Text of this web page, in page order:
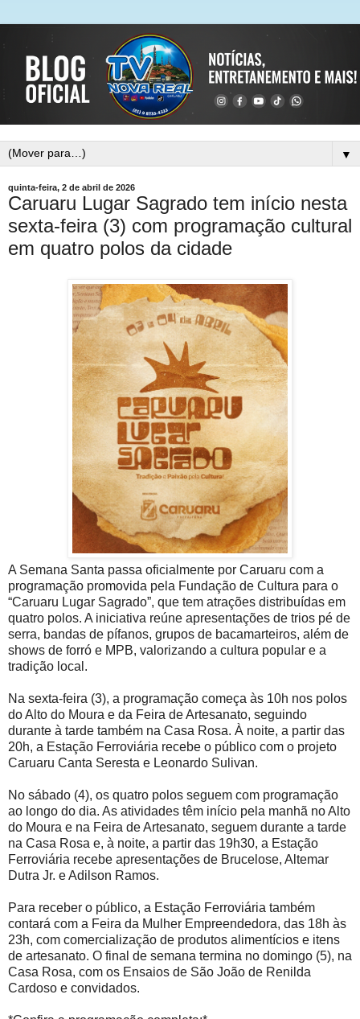
▼
quinta-feira, 2 de abril de 2026
Caruaru Lugar Sagrado tem início nesta
sexta-feira (3) com programação cultural
em quatro polos da cidade
A Semana Santa passa oficialmente por Caruaru com a
programação promovida pela Fundação de Cultura para o
“Caruaru Lugar Sagrado”, que tem atrações distribuídas em
quatro polos. A iniciativa reúne apresentações de trios pé de
serra, bandas de pífanos, grupos de bacamarteiros, além de
shows de forró e MPB, valorizando a cultura popular e a
tradição local.
Na sexta-feira (3), a programação começa às 10h nos polos
do Alto do Moura e da Feira de Artesanato, seguindo
durante à tarde também na Casa Rosa. À noite, a partir das
20h, a Estação Ferroviária recebe o público com o projeto
Caruaru Canta Seresta e Leonardo Sulivan.
No sábado (4), os quatro polos seguem com programação
ao longo do dia. As atividades têm início pela manhã no Alto
do Moura e na Feira de Artesanato, seguem durante a tarde
na Casa Rosa e, à noite, a partir das 19h30, a Estação
Ferroviária recebe apresentações de Brucelose, Altemar
Dutra Jr. e Adilson Ramos.
Para receber o público, a Estação Ferroviária também
contará com a Feira da Mulher Empreendedora, das 18h às
23h, com comercialização de produtos alimentícios e itens
de artesanato. O final de semana termina no domingo (5), na
Casa Rosa, com os Ensaios de São João de Renilda
Cardoso e convidados.